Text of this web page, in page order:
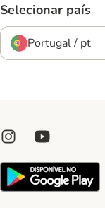
Selecionar país
Portugal / pt